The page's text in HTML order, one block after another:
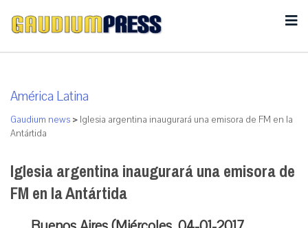
América Latina
Gaudium news > Iglesia argentina inaugurará una emisora de FM en la
Antártida
Iglesia argentina inaugurará una emisora de
FM en la Antártida